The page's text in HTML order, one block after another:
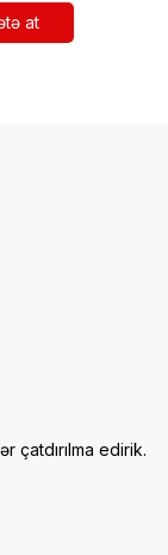
at
çatdırılma edirik.